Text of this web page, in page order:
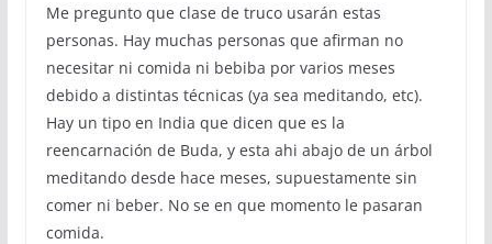
Me pregunto que clase de truco usarán estas
personas. Hay muchas personas que afirman no
necesitar ni comida ni bebiba por varios meses
debido a distintas técnicas (ya sea meditando, etc).
Hay un tipo en India que dicen que es la
reencarnación de Buda, y esta ahi abajo de un árbol
meditando desde hace meses, supuestamente sin
comer ni beber. No se en que momento le pasaran
comida.